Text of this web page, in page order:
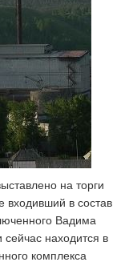
на торги
входивший в состав
Вадима
сейчас находится в
комплекса